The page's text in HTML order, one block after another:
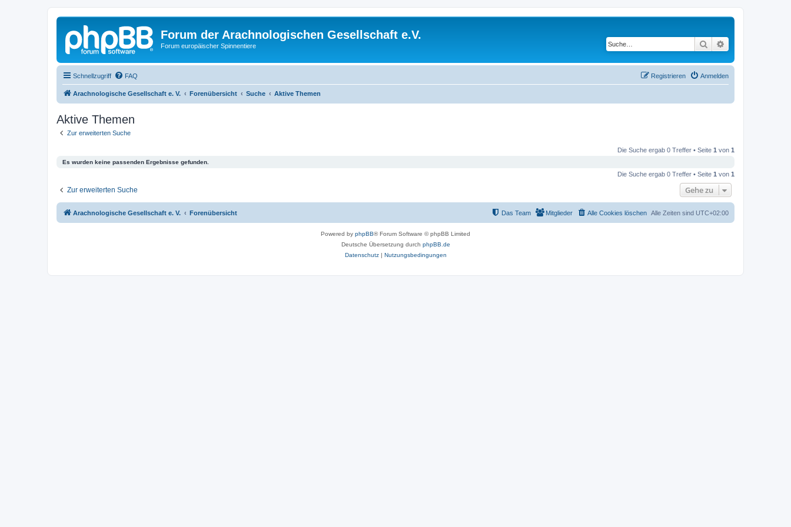
Forum der Arachnologischen Gesellschaft e.V.
Forum europäischer Spinnentiere Suche
Schnellzugriff FAQ Anmelden
Registrieren
Arachnologische Gesellschaft e. V. Forenübersicht Suche Aktive Themen
Aktive Themen
Zur erweiterten Suche
Die Suche ergab 0 Treffer • Seite 1 von 1
Es wurden keine passenden Ergebnisse gefunden.
Die Suche ergab 0 Treffer • Seite 1 von 1
Zur erweiterten Suche Gehe zu
Arachnologische Gesellschaft e. V. Forenübersicht Alle Zeiten sind UTC+02:00
Alle Cookies löschen
Mitglieder
Das Team
Powered by phpBB® Forum Software © phpBB Limited
Deutsche Übersetzung durch phpBB.de
Datenschutz| Nutzungsbedingungen